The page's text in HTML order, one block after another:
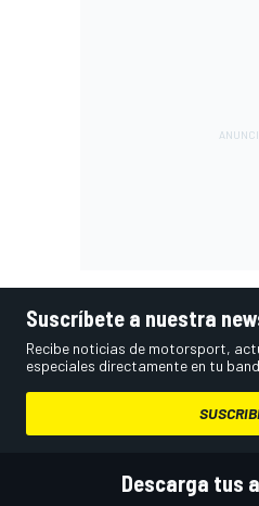
Suscríbete a nuestra
Recibe noticias de motorsport,
especiales directamente en tu
Descarga tus